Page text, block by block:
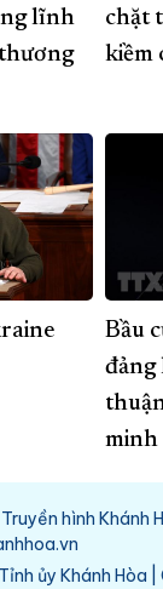
lĩnh
chặt
kiềm
Bầu
đảng
minh
hình Khánh
ủy Khánh Hòa